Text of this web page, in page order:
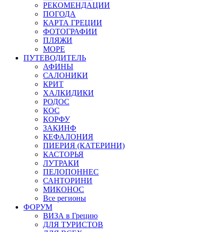
РЕКОМЕНДАЦИИ
ПОГОДА
КАРТА ГРЕЦИИ
ФОТОГРАФИИ
ПЛЯЖИ
МОРЕ
ПУТЕВОДИТЕЛЬ
АФИНЫ
САЛОНИКИ
КРИТ
ХАЛКИДИКИ
РОДОС
КОС
КОРФУ
ЗАКИНФ
КЕФАЛОНИЯ
ПИЕРИЯ (КАТЕРИНИ)
КАСТОРЬЯ
ЛУТРАКИ
ПЕЛОПОННЕС
САНТОРИНИ
МИКОНОС
Все регионы
ФОРУМ
ВИЗА в Грецию
ДЛЯ ТУРИСТОВ